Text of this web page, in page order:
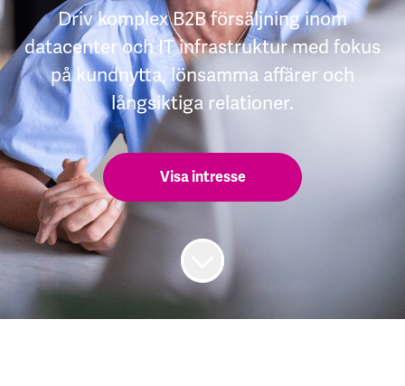
Driv komplex B2B försäljning inom
datacenter och IT infrastruktur med fokus
på kundnytta, lönsamma affärer och
långsiktiga relationer.
Visa intresse